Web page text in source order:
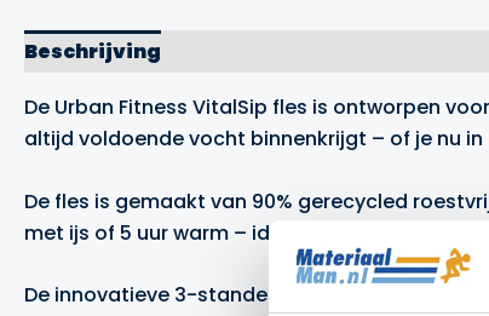
Beschrijving
De Urban Fitness VitalSip fles is ontworpen
altijd voldoende vocht binnenkrijgt – of je nu
De fles is gemaakt van 90% gerecycled
met ijs of 5 uur warm – ideaal voor elk seizoen.
De innovatieve 3-standen roterende dop biedt